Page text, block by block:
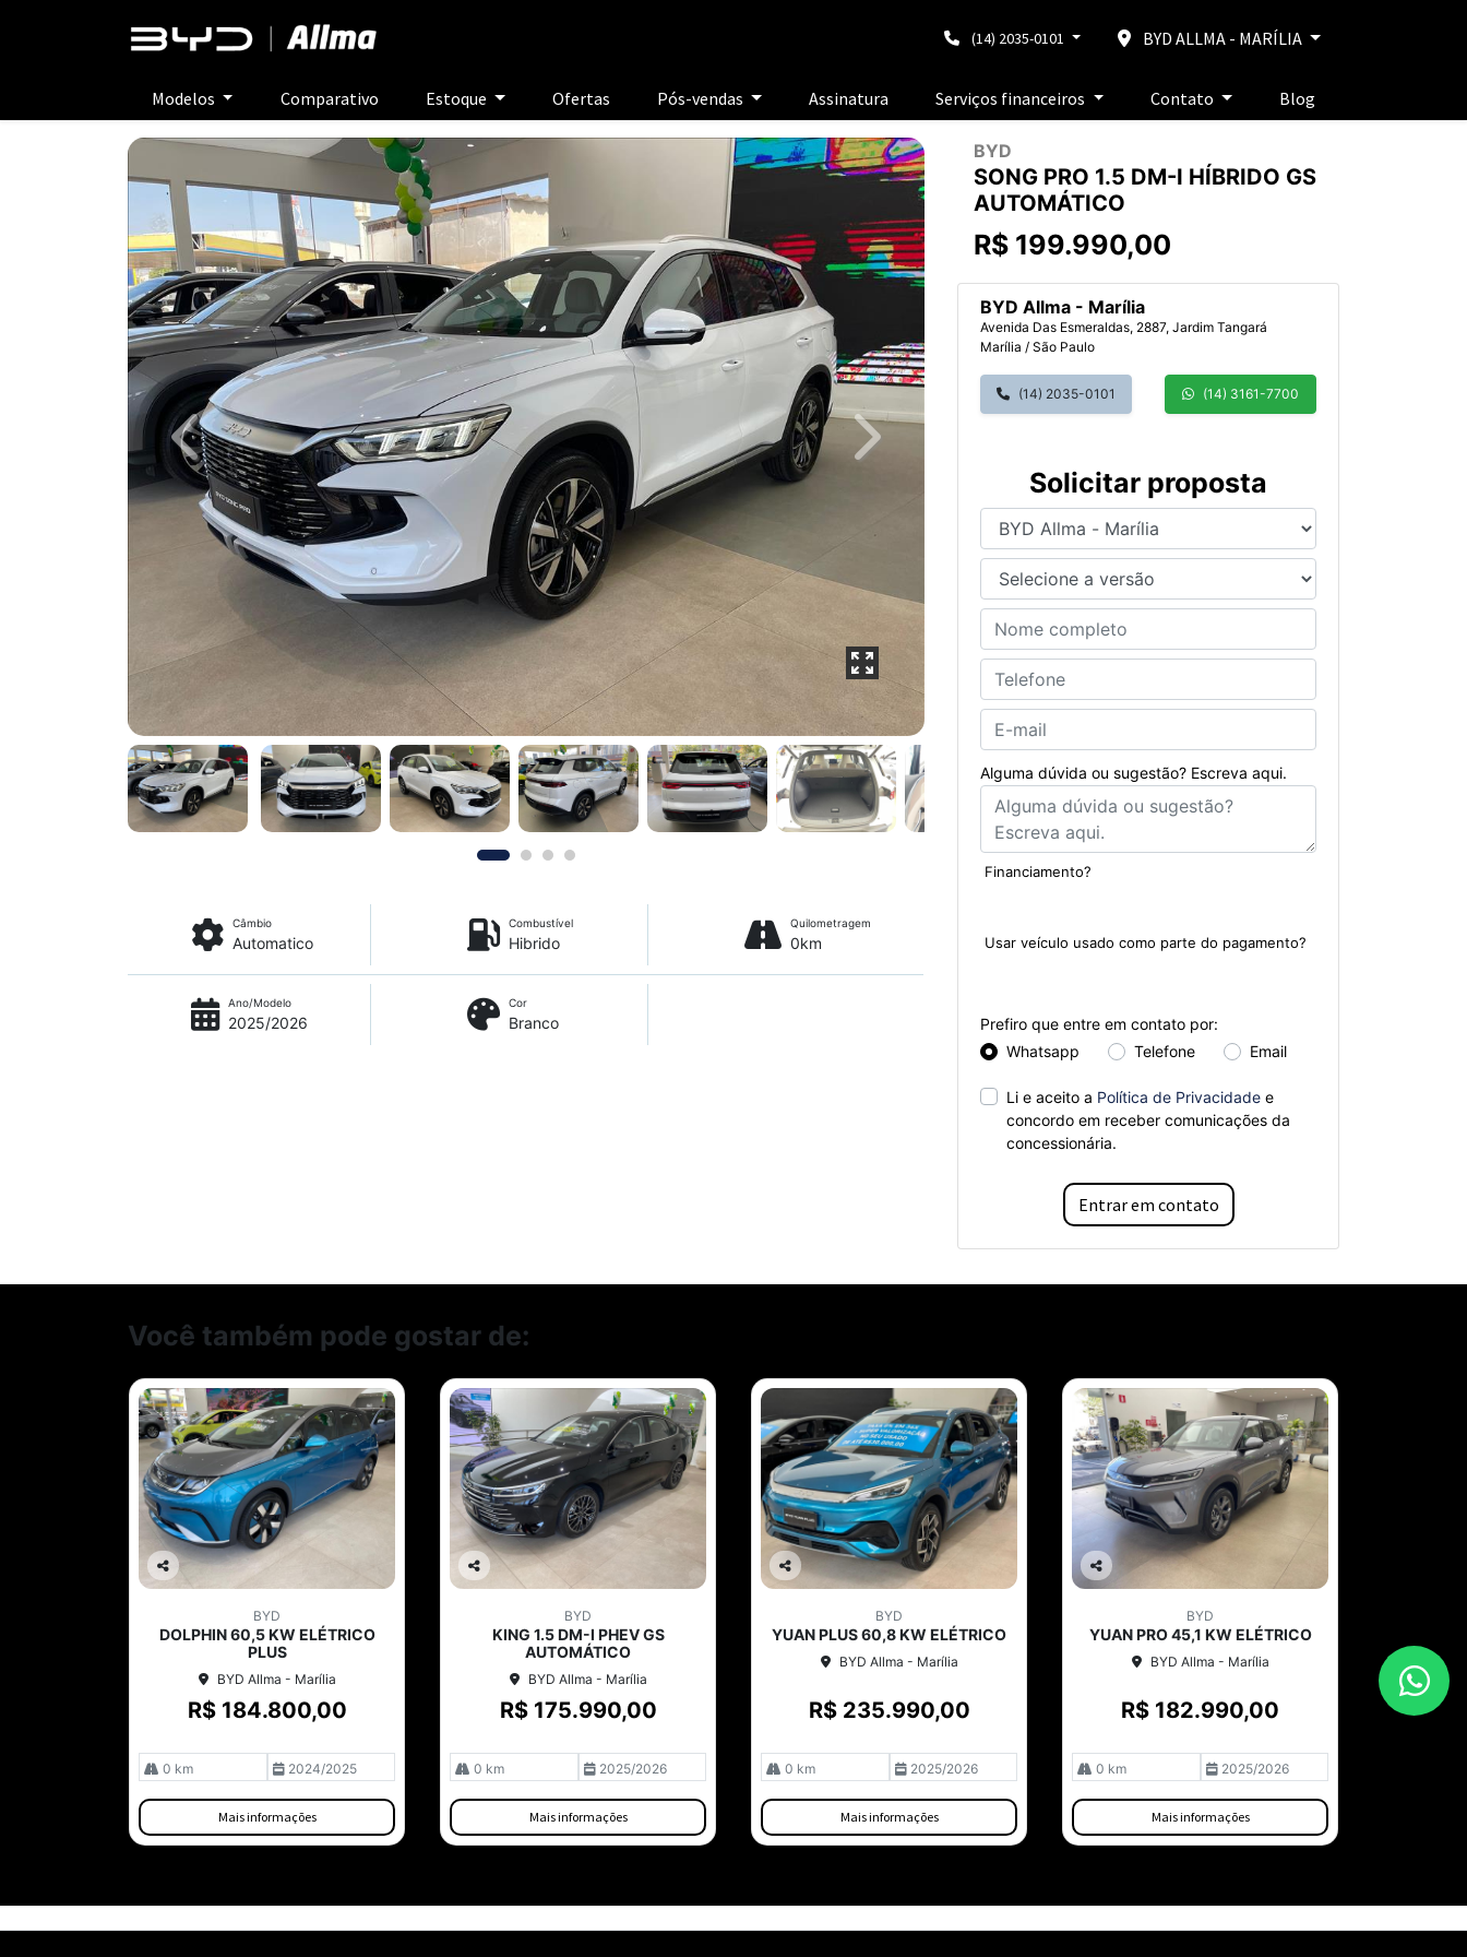
(14) 2035-0101 BYD ALLMA - MARÍLIA
Modelos Comparativo Estoque Ofertas Pós-vendas Assinatura Serviços financeiros Contato Blog
BYD
SONG PRO 1.5 DM-I HÍBRIDO GS
AUTOMÁTICO
R$ 199.990,00
BYD Allma - Marília
Avenida Das Esmeraldas, 2887, Jardim Tangará
Marília / São Paulo
(14) 2035-0101 (14) 3161-7700
Solicitar proposta
Alguma dúvida ou sugestão? Escreva aqui.
Financiamento?
Usar veículo usado como parte do pagamento?
Prefiro que entre em contato por:
Whatsapp
Telefone Email
Li e aceito a Política de Privacidade e
concordo em receber comunicações da
concessionária.
Entrar em contato
Previous Next
Câmbio
Automatico
Combustível
Hibrido
Quilometragem
0km
Ano/Modelo
2025/2026
Cor
Branco
Você também pode gostar de:
Co
lhe
BYD
DOLPHIN 60,5 KW ELÉTRICO
PLUS
BYD Allma - Marília
R$ 184.800,00
0 km 2024/2025
Mais informações
Co
BYD
KING 1.5 DM-I PHEV GS
AUTOMÁTICO
BYD Allma - Marília
R$ 175.990,00
0 km 2025/2026
Mais informações
Co
lhe
BYD
YUAN PLUS 60,8 KW ELÉTRICO
BYD Allma - Marília
R$ 235.990,00
0 km 2025/2026
Mais informações
Co
lhe
BYD
YUAN PRO 45,1 KW ELÉTRICO
BYD Allma - Marília
R$ 182.990,00
0 km 2025/2026
Mais informações